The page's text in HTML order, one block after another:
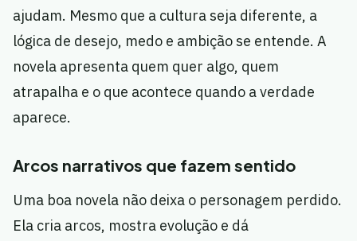
ajudam. Mesmo que a cultura seja diferente, a
lógica de desejo, medo e ambição se entende. A
novela apresenta quem quer algo, quem
atrapalha e o que acontece quando a verdade
aparece.
Arcos narrativos que fazem sentido
Uma boa novela não deixa o personagem perdido.
Ela cria arcos, mostra evolução e dá